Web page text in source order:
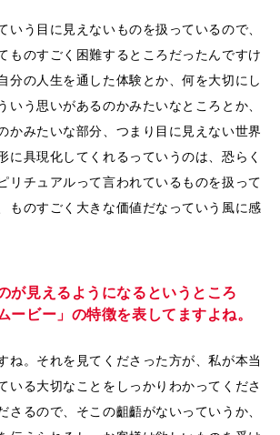
いう目に見えないものを扱っているので、
ものすごく困難するところだったんですけ
分の人生を通した体験とか、何を大切にし
いう思いがあるのかみたいなところとか、
かみたいな部分、つまり目に見えない世界
に具現化してくれるっていうのは、恐らく
リチュアルって言われているものを扱って
ものすごく大きな価値だなっていう風に感
が見えるようになるというところ
ービー」の特徴を表してますよね。
ね。それを見てくださった方が、私が本当
いる大切なことをしっかりわかってくださ
さるので、そこの齟齬がないっていうか、